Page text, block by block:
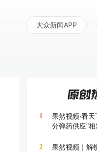
大众新闻APP
1
果然视频·看
分弹药供应“相
2
果然视频｜解